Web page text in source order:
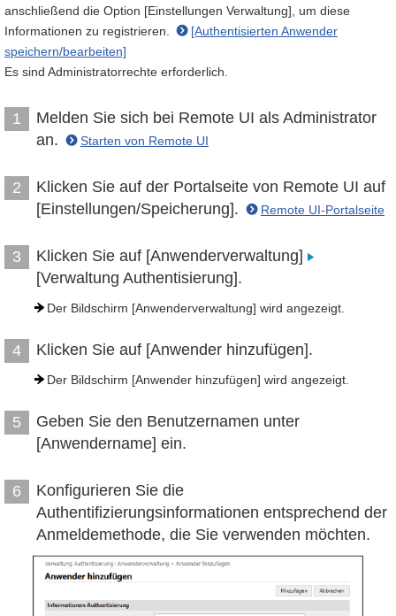
anschließend die Option [Einstellungen Verwaltung], um diese
Informationen zu registrieren.
[Authentisierten Anwender
speichern/bearbeiten]
Es sind Administratorrechte erforderlich.
1
Melden Sie sich bei Remote UI als Administrator
an.
Starten von Remote UI
2
Klicken Sie auf der Portalseite von Remote UI auf
[Einstellungen/Speicherung].
Remote UI-Portalseite
3
Klicken Sie auf [Anwenderverwaltung]
[Verwaltung Authentisierung].
Der Bildschirm [Anwenderverwaltung] wird angezeigt.
4 Klicken Sie auf [Anwender hinzufügen].
Der Bildschirm [Anwender hinzufügen] wird angezeigt.
5
Geben Sie den Benutzernamen unter
[Anwendername] ein.
6
Konfigurieren Sie die
Authentifizierungsinformationen entsprechend der
Anmeldemethode, die Sie verwenden möchten.